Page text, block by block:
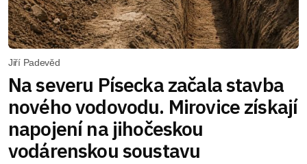
Jiří Padevěd
Na severu Písecka začala stavba
nového vodovodu. Mirovice získají
napojení na jihočeskou
vodárenskou soustavu